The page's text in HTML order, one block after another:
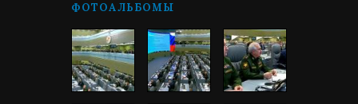
ФОТОАЛЬБОМЫ